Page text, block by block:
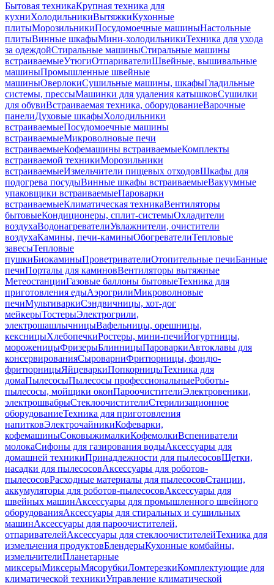
Бытовая техникаКрупная техника для
кухниХолодильникиВытяжкиКухонные
плитыМорозильникиПосудомоечные машиныНастольные
плитыВинные шкафыМини-холодильникиТехника для ухода
за одеждойСтиральные машиныСтиральные машины
встраиваемыеУтюгиОтпаривателиШвейные, вышивальные
машиныПромышленные швейные
машиныОверлокиСушильные машины, шкафыГладильные
системы, прессыМашинки для удаления катышковСушилки
для обувиВстраиваемая техника, оборудованиеВарочные
панелиДуховые шкафыХолодильники
встраиваемыеПосудомоечные машины
встраиваемыеМикроволновые печи
встраиваемыеКофемашины встраиваемыеКомплекты
встраиваемой техникиМорозильники
встраиваемыеИзмельчители пищевых отходовШкафы для
подогрева посудыВинные шкафы встраиваемыеВакуумные
упаковщики встраиваемыеПароварки
встраиваемыеКлиматическая техникаВентиляторы
бытовыеКондиционеры, сплит-системыОхладители
воздухаВодонагревателиУвлажнители, очистители
воздухаКамины, печи-каминыОбогревателиТепловые
завесыТепловые
пушкиБиокаминыПроветривателиОтопительные печиБанные
печиПорталы для каминовВентиляторы вытяжные
МетеостанцииГазовые баллоны бытовыеТехника для
приготовления едыАэрогрилиМикроволновые
печиМультиваркиСэндвичницы, хот-дог
мейкерыТостерыЭлектрогрили,
электрошашлычницыВафельницы, орешницы,
кексницыХлебопечкиРостеры, мини-печиЙогуртницы,
мороженицыФризерыБлинницыПароваркиАвтоклавы для
консервированияСыроварниФритюрницы, фондю-
фритюрницыЯйцеваркиПопкорницыТехника для
домаПылесосыПылесосы профессиональныеРоботы-
пылесосы, мойщики оконПароочистителиЭлектровеники,
электрошвабрыСтеклоочистителиСтерилизационное
оборудованиеТехника для приготовления
напитковЭлектрочайникиКофеварки,
кофемашиныСоковыжималкиКофемолкиВспениватели
молокаСифоны для газирования водыАксессуары для
домашней техникиПринадлежности для пылесосовЩетки,
насадки для пылесосовАксессуары для роботов-
пылесосовРасходные материалы для пылесосовСтанции,
аккумуляторы для роботов-пылесосовАксессуары для
швейных машинАксессуары для промышленного швейного
оборудованияАксессуары для стиральных и сушильных
машинАксессуары для пароочистителей,
отпаривателейАксессуары для стеклоочистителейТехника для
измельчения продуктовБлендерыКухонные комбайны,
измельчителиПланетарные
миксерыМиксерыМясорубкиЛомтерезкиКомплектующие для
климатической техникиУправление климатической